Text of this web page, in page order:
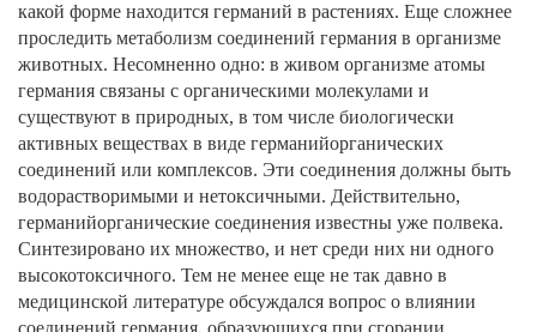
какой форме находится германий в растениях. Еще сложнее
проследить метаболизм соединений германия в организме
животных. Несомненно одно: в живом организме атомы
германия связаны с органическими молекулами и
существуют в природных, в том числе биологически
активных веществах в виде германийорганических
соединений или комплексов. Эти соединения должны быть
водорастворимыми и нетоксичными. Действительно,
германийорганические соединения известны уже полвека.
Синтезировано их множество, и нет среди них ни одного
высокотоксичного. Тем не менее еще не так давно в
медицинской литературе обсуждался вопрос о влиянии